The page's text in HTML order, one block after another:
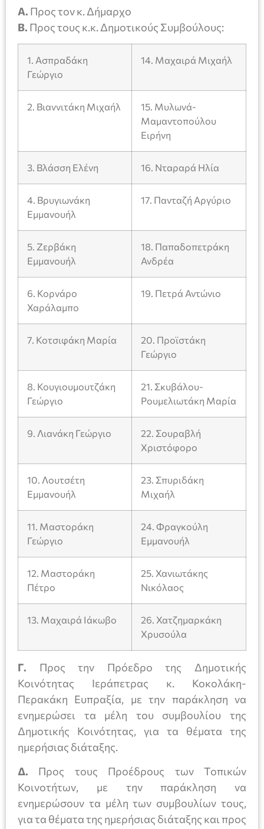
Α. Προς τον κ. Δήμαρχο
Β. Προς τους κ.κ. Δημοτικούς Συμβούλους:
1. Ασπραδάκη
Γεώργιο
14. Μαχαιρά Μιχαήλ
2. Βιαννιτάκη Μιχαήλ
15. Μυλωνά-
Μαμαντοπούλου
Ειρήνη
3. Βλάσση Ελένη 16. Νταραρά Ηλία
4. Βρυγιωνάκη
Εμμανουήλ
17. Πανταζή Αργύριο
5. Ζερβάκη
Εμμανουήλ
18. Παπαδοπετράκη
Ανδρέα
6. Κορνάρο
Χαράλαμπο
19. Πετρά Αντώνιο
7. Κοτσιφάκη Μαρία
20. Προϊστάκη
Γεώργιο
8. Κουγιουμουτζάκη
Γεώργιο
21. Σκυβάλου-
Ρουμελιωτάκη Μαρία
9. Λιανάκη Γεώργιο
22. Σουραβλή
Χριστόφορο
10. Λουτσέτη
Εμμανουήλ
23. Σπυριδάκη
Μιχαήλ
11. Μαστοράκη
Γεώργιο
24. Φραγκούλη
Εμμανουήλ
12. Μαστοράκη
Πέτρο
25. Χανιωτάκης
Νικόλαος
13. Μαχαιρά Ιάκωβο
26. Χατζημαρκάκη
Χρυσούλα
Γ. Προς την Πρόεδρο της Δημοτικής
Κοινότητας Ιεράπετρας κ. Κοκολάκη-
Περακάκη Ευπραξία, με την παράκληση να
ενημερώσει τα μέλη του συμβουλίου της
Δημοτικής Κοινότητας, για τα θέματα της
ημερήσιας διάταξης.
Δ. Προς τους Προέδρους των Τοπικών
Κοινοτήτων, με την παράκληση να
ενημερώσουν τα μέλη των συμβουλίων τους,
για τα θέματα της ημερήσιας διάταξης και προς